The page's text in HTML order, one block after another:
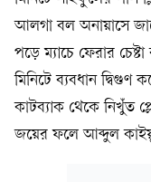
আলগা বল অনায়াসে
পড়ে ম্যাচে ফেরার
মিনিটে ব্যবধান দ্বিগুণ
কাটব্যাক থেকে নিখুঁত
জয়ের ফলে আব্দুল